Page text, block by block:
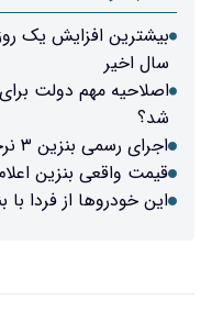
سال اخیر
اصلاحیه مهم دولت
شد؟
اجرای رسمی بنزین ۳ نرخی
قیمت واقعی بنزین
این خودروها از فردا